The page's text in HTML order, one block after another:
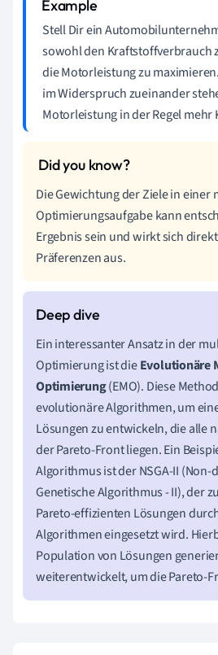
Stell Dir ein
sowohl den Kraftstoffverbrauch
die Motorleistung zu
im Widerspruch zueinander
Motorleistung in der Regel
Die Gewichtung der Ziele in
Optimierungsaufgabe kann
Ergebnis sein und wirkt sich
Präferenzen aus.
Ein interessanter Ansatz in der
Optimierung ist dieEvolutionäre
Optimierung(EMO). Diese
evolutionäre Algorithmen, um
Lösungen zu entwickeln, die alle
der Pareto-Front liegen. Ein
Algorithmus ist der NSGA-II
Genetische Algorithmus - II), der
Pareto-effizienten Lösungen
Algorithmen eingesetzt wird.
Population von Lösungen
weiterentwickelt, um die Pareto-